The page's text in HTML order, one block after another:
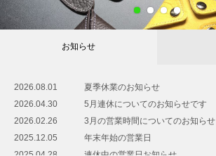
2
お知らせ
2026.08.01
夏季休業のお知らせ
2026.04.30
5月連休についてのお知らせです
2026.02.26
3月の営業時間についてのお知らせ
2025.12.05
年末年始の営業日